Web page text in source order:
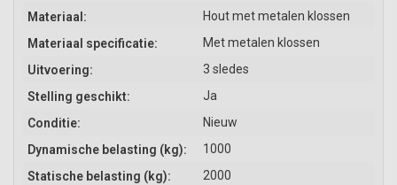
Materiaal:
Hout met metalen klossen
Materiaal specificatie:
Met metalen klossen
Uitvoering:
3 sledes
Stelling geschikt:
Ja
Conditie:
Nieuw
Dynamische belasting (kg):
1000
Statische belasting (kg):
2000